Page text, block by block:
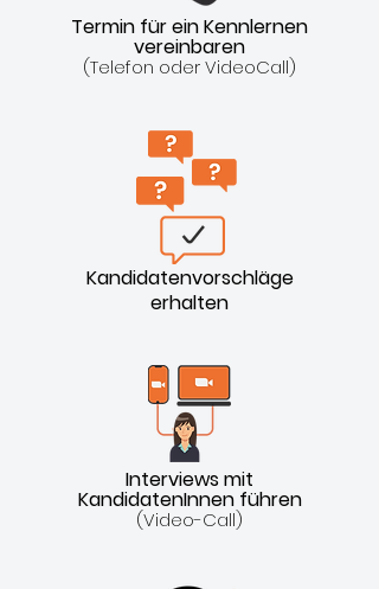
Termin für ein Kennlernen
vereinbaren
(Telefon oder VideoCall)
Kandidatenvorschläge
erhalten
Interviews mit
KandidatenInnen führen
(Video-Call)